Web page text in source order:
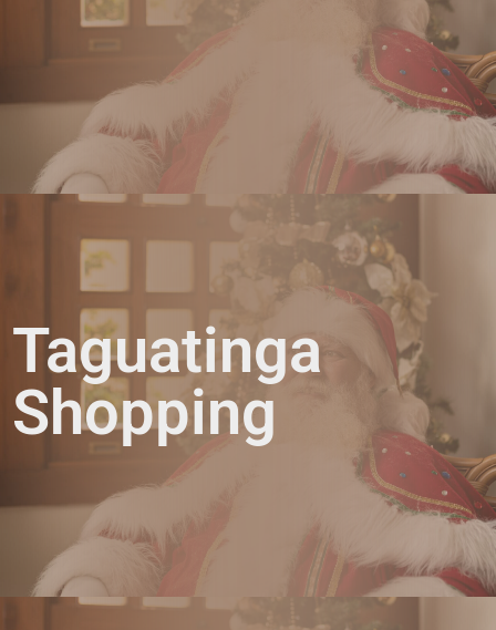
Taguatinga
Shopping